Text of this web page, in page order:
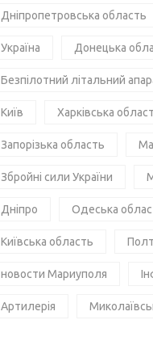
Дніпропетровська область
Україна Донецька
Безпілотний літальний
Київ Харківська
Запорізька область
Збройні сили України
Дніпро Одеська
Київська область
новости Мариуполя
Артилерія